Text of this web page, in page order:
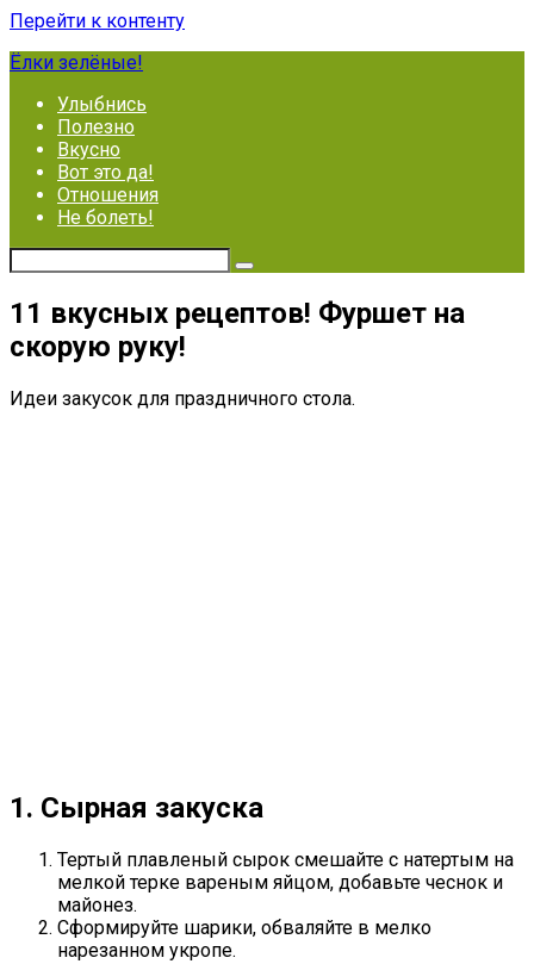
Перейти к контенту
Ёлки зелёные!
Улыбнись
Полезно
Вкусно
Вот это да!
Отношения
Не болеть!
11 вкусных рецептов! Фуршет на
скорую руку!
Идеи закусок для праздничного стола.
1. Сырная закуска
Тертый плавленый сырок смешайте с натертым на
мелкой терке вареным яйцом, добавьте чеснок и
майонез.
Сформируйте шарики, обваляйте в мелко
нарезанном укропе.